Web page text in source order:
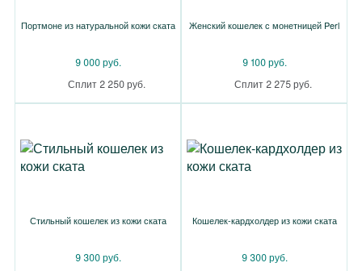
Портмоне из натуральной кожи ската
9 000 руб.
Сплит 2 250 руб.
Женский кошелек с монетницей Perl
9 100 руб.
Сплит 2 275 руб.
Стильный кошелек из кожи ската
9 300 руб.
Кошелек-кардхолдер из кожи ската
9 300 руб.